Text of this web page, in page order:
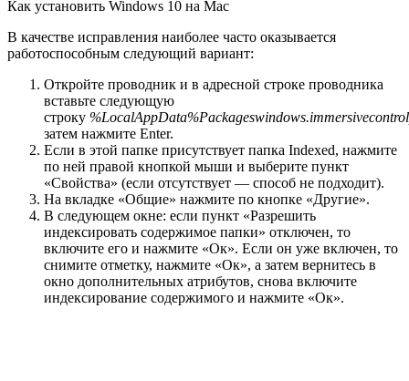
Как установить Windows 10 на Mac
В качестве исправления наиболее часто оказывается
работоспособным следующий вариант:
Откройте проводник и в адресной строке проводника
вставьте следующую
строку
затем нажмите Enter.
Если в этой папке присутствует папка Indexed, нажмите
по ней правой кнопкой мыши и выберите пункт
«Свойства» (если отсутствует — способ не подходит).
На вкладке «Общие» нажмите по кнопке «Другие».
В следующем окне: если пункт «Разрешить
индексировать содержимое папки» отключен, то
включите его и нажмите «Ок». Если он уже включен, то
снимите отметку, нажмите «Ок», а затем вернитесь в
окно дополнительных атрибутов, снова включите
индексирование содержимого и нажмите «Ок».